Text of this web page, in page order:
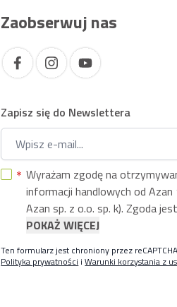
Zaobserwuj nas
Zapisz się do Newslettera
Adres e-mail
Wyrażam zgodę na
informacji handlowych od Azan
Azan sp. z o.o. sp. k). Zgoda
POKAŻ WIĘCEJ
Ten formularz jest chroniony przez
Polityka prywatności iWarunki korzystania z